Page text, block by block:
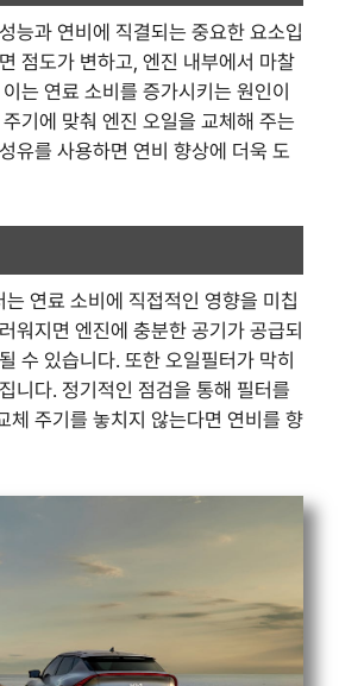
능과 연비에 직결되는 중요한 요소입
점도가 변하고, 엔진 내부에서 마찰
는 연료 소비를 증가시키는 원인이
기에 맞춰 엔진 오일을 교체해 주는
유를 사용하면 연비 향상에 더욱 도
연료 소비에 직접적인 영향을 미칩
워지면 엔진에 충분한 공기가 공급되
수 있습니다. 또한 오일필터가 막히
니다. 정기적인 점검을 통해 필터를
체 주기를 놓치지 않는다면 연비를 향